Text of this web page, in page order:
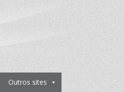
Outros sites